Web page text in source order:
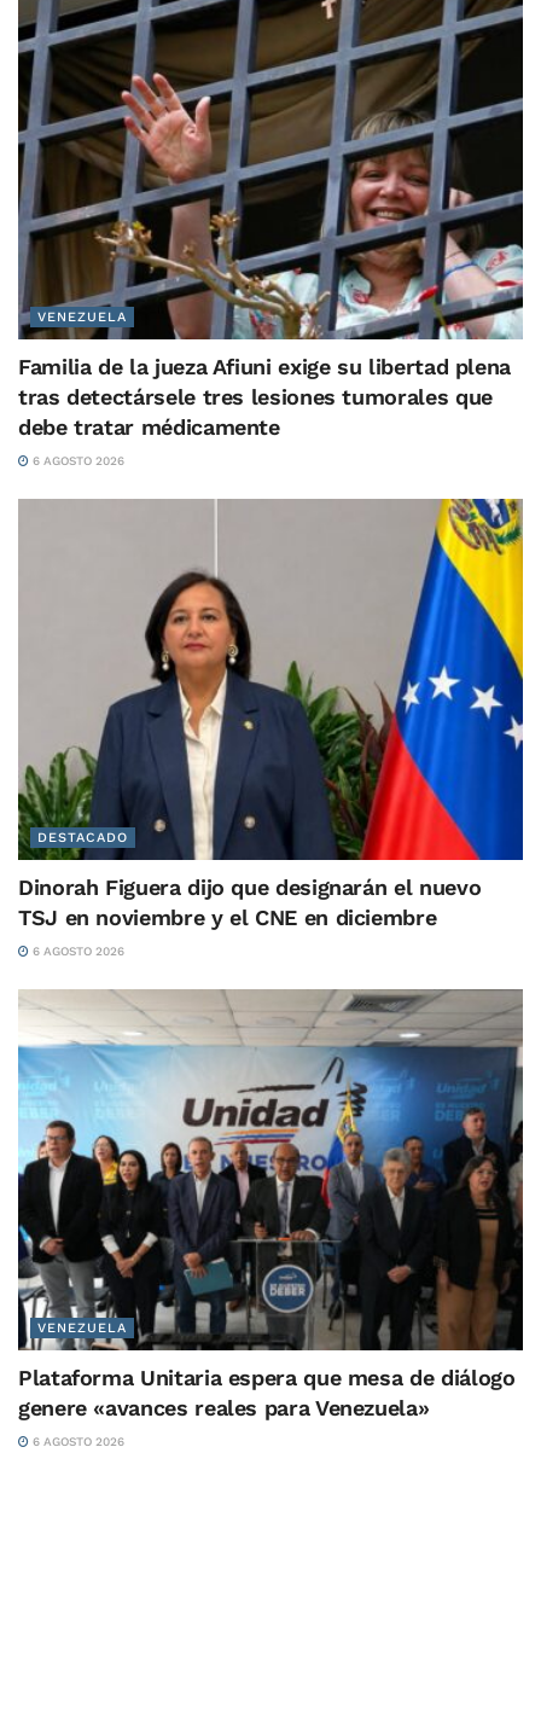
VENEZUELA
Familia de la jueza Afiuni exige su libertad plena
tras detectársele tres lesiones tumorales que
debe tratar médicamente
6 AGOSTO 2026
DESTACADO
Dinorah Figuera dijo que designarán el nuevo
TSJ en noviembre y el CNE en diciembre
6 AGOSTO 2026
VENEZUELA
Plataforma Unitaria espera que mesa de diálogo
genere «avances reales para Venezuela»
6 AGOSTO 2026